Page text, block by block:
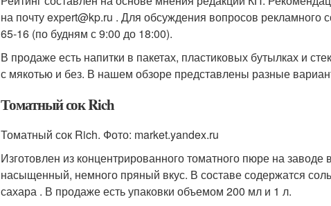
на почту expert@kp.ru . Для обсуждения вопросов рекламного
65-16 (по будням с 9:00 до 18:00).
В продаже есть напитки в пакетах, пластиковых бутылках и
с мякотью и без. В нашем обзоре представлены разные
Томатный сок Rich
Томатный сок Rich. Фото: market.yandex.ru
Изготовлен из концентрированного томатного пюре на
насыщенный, немного пряный вкус. В составе содержатся
сахара . В продаже есть упаковки объемом 200 мл и 1 л.